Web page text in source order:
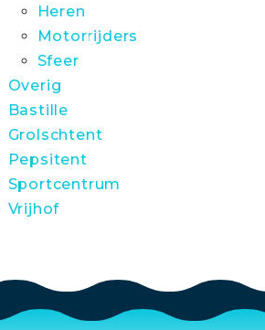
Heren
Motorrijders
Sfeer
Overig
Bastille
Grolschtent
Pepsitent
Sportcentrum
Vrijhof